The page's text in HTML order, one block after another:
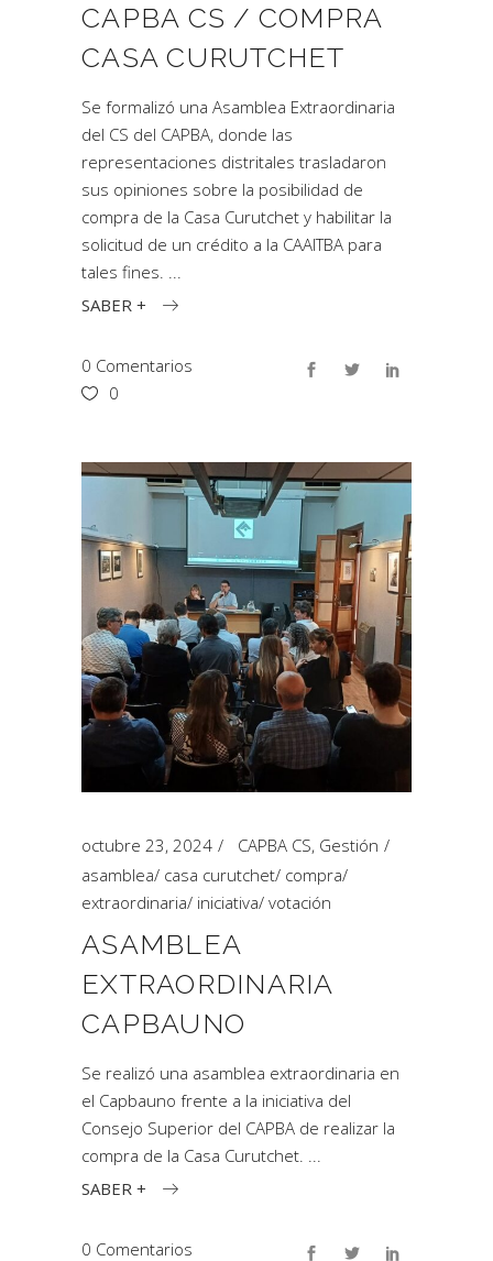
CAPBA CS / COMPRA
CASA CURUTCHET
Se formalizó una Asamblea Extraordinaria
del CS del CAPBA, donde las
representaciones distritales trasladaron
sus opiniones sobre la posibilidad de
compra de la Casa Curutchet y habilitar la
solicitud de un crédito a la CAAITBA para
tales fines.
SABER +
0 Comentarios
0
octubre 23, 2024 CAPBA CS, Gestión
asamblea/ casa curutchet/ compra/
extraordinaria/ iniciativa/ votación
ASAMBLEA
EXTRAORDINARIA
CAPBAUNO
Se realizó una asamblea extraordinaria en
el Capbauno frente a la iniciativa del
Consejo Superior del CAPBA de realizar la
compra de la Casa Curutchet.
SABER +
0 Comentarios